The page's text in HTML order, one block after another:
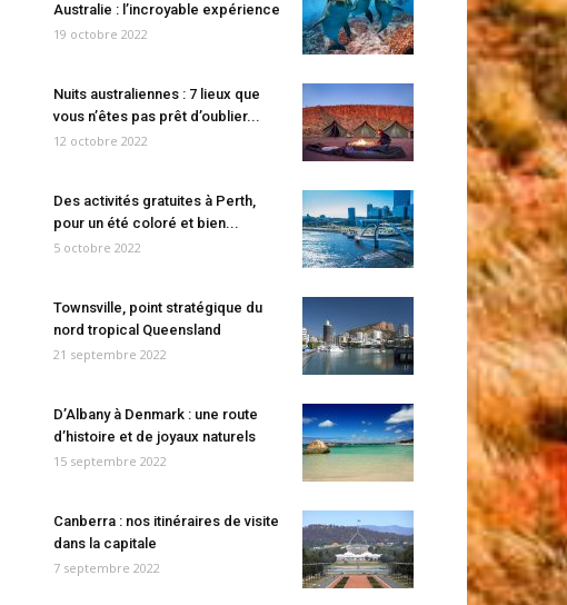
Australie : l’incroyable expérience
19 octobre 2022
Nuits australiennes : 7 lieux que
vous n’êtes pas prêt d’oublier...
12 octobre 2022
Des activités gratuites à Perth,
pour un été coloré et bien...
5 octobre 2022
Townsville, point stratégique du
nord tropical Queensland
21 septembre 2022
D’Albany à Denmark : une route
d’histoire et de joyaux naturels
15 septembre 2022
Canberra : nos itinéraires de visite
dans la capitale
7 septembre 2022